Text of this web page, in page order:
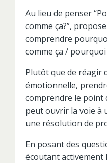
Au lieu de penser
comme ça?”,
comprendre
comme ça /
Plutôt que de réagir
émotionnelle,
comprendre le point
peut ouvrir la voie à
une résolution de
En posant des
écoutant activement